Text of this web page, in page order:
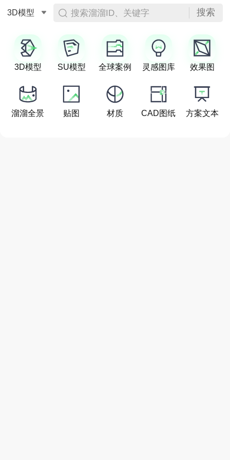
3D模型 搜索溜溜ID、关键字 搜索
3D模型 SU模型 全球案例 灵感图库 效果图
溜溜全景 贴图 材质 CAD图纸 方案文本